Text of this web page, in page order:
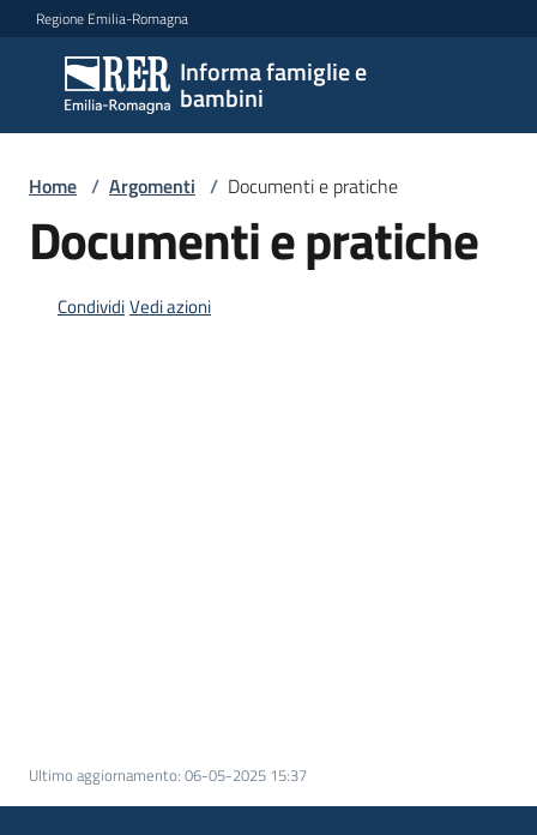
Vai al contenuto
Vai alla navigazione
Vai al footer
Regione Emilia-Romagna
Informa famiglie e
bambini
Informa
famiglie
e
bambini
Home / Argomenti / Documenti e pratiche
Documenti e pratiche
CondividiVedi azioni
Ultimo aggiornamento: 06-05-2025 15:37